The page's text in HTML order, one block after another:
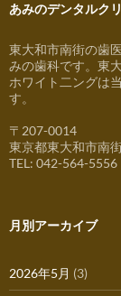
あみのデンタルク
東大和市南街の歯
みの歯科です。東
ホワイト二ングは
す。
〒207-0014
東京都東大和市南
TEL: 042-564-5556
月別アーカイブ
2026年5月 (3)